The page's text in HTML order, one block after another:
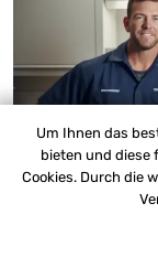
Um Ihnen das
bieten und diese
Cookies. Durch die